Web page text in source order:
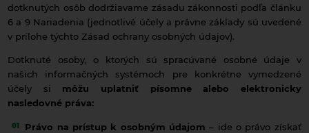
dotknutých osôb dodržiavame zásadu zákonnosti podľa článku
6 a 9 Nariadenia (jednotlivé účely a právne základy sú uvedené
v prílohe týchto Zásad ochrany osobných údajov).
Dotknuté osoby, o ktorých sú spracúvané osobné údaje v
našich informačných systémoch pre konkrétne vymedzené
účely si môžu uplatniť písomne alebo elektronicky
nasledovné práva:
Právo na prístup k osobným údajom – ide o právo získať